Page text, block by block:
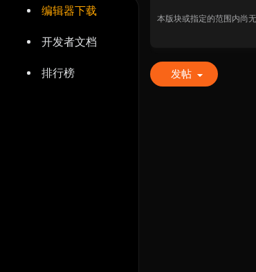
编辑器下载
开发者文档
排行榜
本版块或指定的范围内尚
发帖